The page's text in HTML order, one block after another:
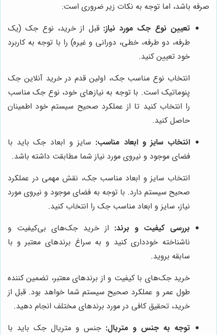
صرفه باشد، اما توجه به نکات زیر ضروری است:
تعیین نوع جک مورد نیاز: قبل از خرید، نوع جک (یک
طرفه، دو طرفه، خطی، دورانی و غیره) را با توجه به کاربرد
خود تعیین کنید.
انتخاب نوع مناسب جک، اولین قدم در خرید آنلاین جک
پنوماتیک است. با توجه به نیازهای خود، نوع جک مناسب
را انتخاب کنید تا از عملکرد صحیح سیستم خود اطمینان
حاصل کنید.
انتخاب سایز و ابعاد مناسب: سایز و ابعاد جک باید با
فضای موجود و نیروی مورد نیاز شما مطابقت داشته باشد.
انتخاب سایز و ابعاد مناسب جک، نقش مهمی در عملکرد
صحیح سیستم دارد. با توجه به فضای موجود و نیروی مورد
نیاز، سایز و ابعاد مناسب جک را انتخاب کنید.
بررسی کیفیت و برند: از خرید جک‌های بی‌کیفیت و
ناشناخته خودداری کنید و به سراغ برندهای معتبر و با
سابقه بروید.
خرید جک‌های با کیفیت و از برندهای معتبر، تضمین کننده
طول عمر و عملکرد صحیح سیستم شما خواهد بود. قبل از
خرید، تحقیق کافی در مورد برندهای مختلف انجام دهید.
توجه به جنس و متریال: جنس و متریال جک باید با